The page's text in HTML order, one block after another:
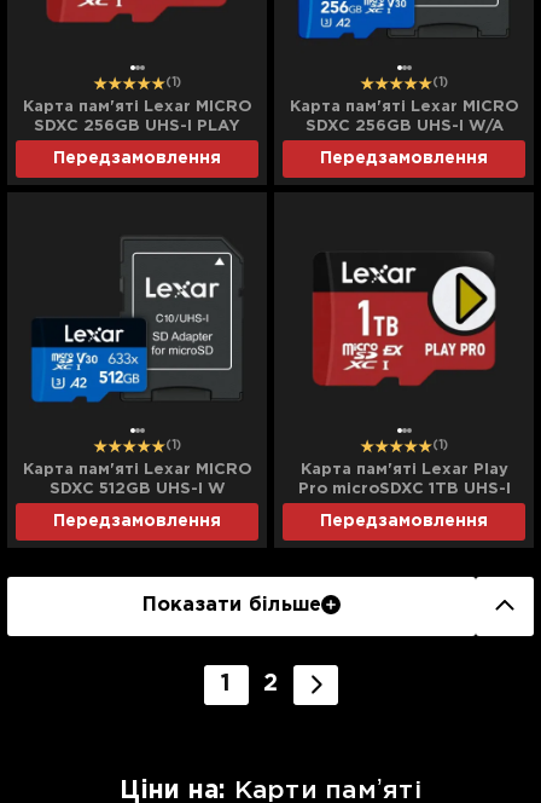
(1)
Карта пам'яті Lexar MICRO
SDXC 256GB UHS-I PLAY
Передзамовлення
(1)
Карта пам'яті Lexar MICRO
SDXC 256GB UHS-I W/A
Передзамовлення
(1)
Карта пам'яті Lexar MICRO
SDXC 512GB UHS-I W
Передзамовлення
(1)
Карта пам'яті Lexar Play
Pro microSDXC 1TB UHS-I
Передзамовлення
Показати більше
1 2
Цiни на: Карти памʼяті